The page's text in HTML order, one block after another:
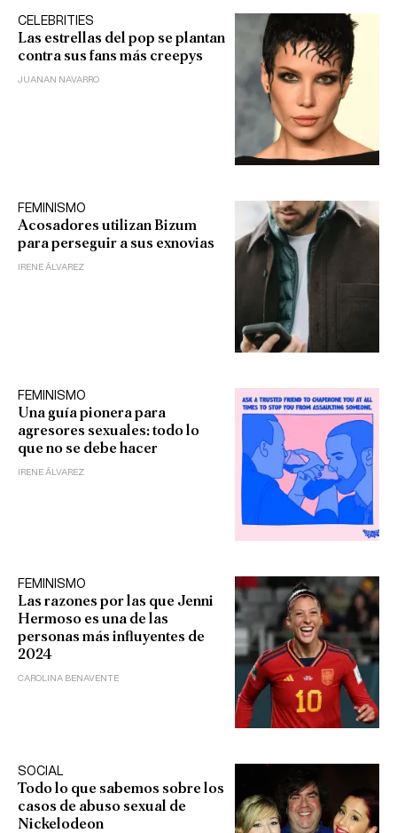
CELEBRITIES
Las estrellas del pop se plantan
contra sus fans más creepys
JUANAN NAVARRO
FEMINISMO
Acosadores utilizan Bizum
para perseguir a sus exnovias
IRENE ÁLVAREZ
FEMINISMO
Una guía pionera para
agresores sexuales: todo lo
que no se debe hacer
IRENE ÁLVAREZ
FEMINISMO
Las razones por las que Jenni
Hermoso es una de las
personas más influyentes de
2024
CAROLINA BENAVENTE
SOCIAL
Todo lo que sabemos sobre los
casos de abuso sexual de
Nickelodeon